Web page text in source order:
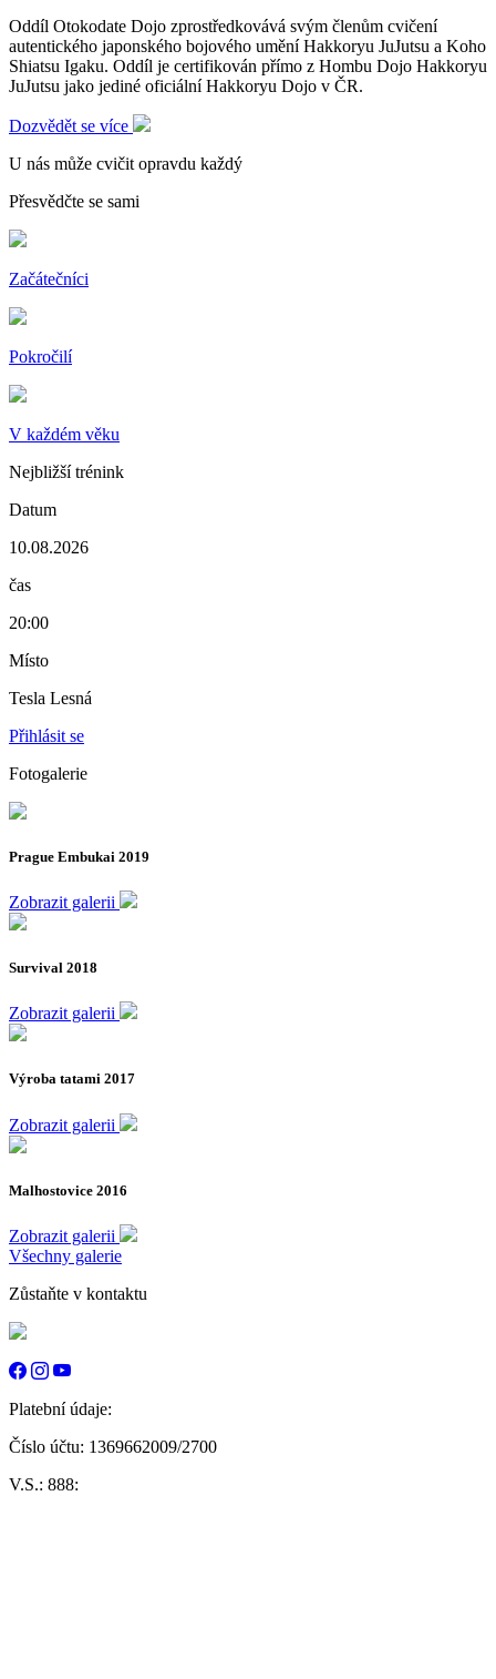
Oddíl Otokodate Dojo zprostředkovává svým členům cvičení
autentického japonského bojového umění Hakkoryu JuJutsu a Koho
Shiatsu Igaku. Oddíl je certifikován přímo z Hombu Dojo Hakkoryu
JuJutsu jako jediné oficiální Hakkoryu Dojo v ČR.
Dozvědět se více
U nás může cvičit opravdu každý
Přesvědčte se sami
Začátečníci
Pokročilí
V každém věku
Nejbližší trénink
Datum
10.08.2026
čas
20:00
Místo
Tesla Lesná
Přihlásit se
Fotogalerie
Prague Embukai 2019
Zobrazit galerii
Survival 2018
Zobrazit galerii
Výroba tatami 2017
Zobrazit galerii
Malhostovice 2016
Zobrazit galerii
Všechny galerie
Zůstaňte v kontaktu
Platební údaje:
Číslo účtu: 1369662009/2700
V.S.: 888: